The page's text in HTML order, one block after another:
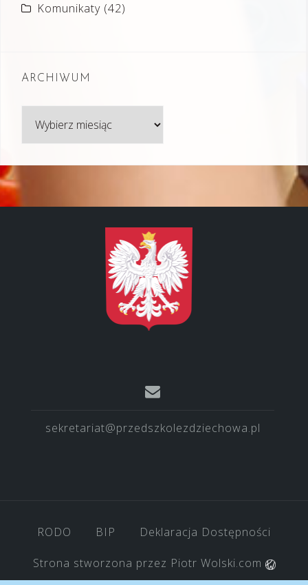
Komunikaty (42)
ARCHIWUM
sekretariat@przedszkolezdziechowa.pl
RODO BIP Deklaracja Dostępności
Strona stworzona przez Piotr Wolski.com